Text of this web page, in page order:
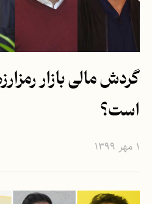
گردش مالی بازار
است؟
۱ مهر ۱۳۹۹